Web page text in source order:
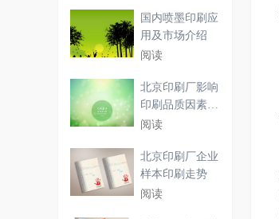
国内喷墨印刷应
用及市场介绍
阅读
北京印刷厂影响
印刷品质因素及
印刷
阅读
北京印刷厂企业
样本印刷走势
阅读